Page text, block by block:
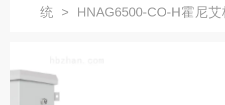
统 > HNAG6500-CO-H霍尼